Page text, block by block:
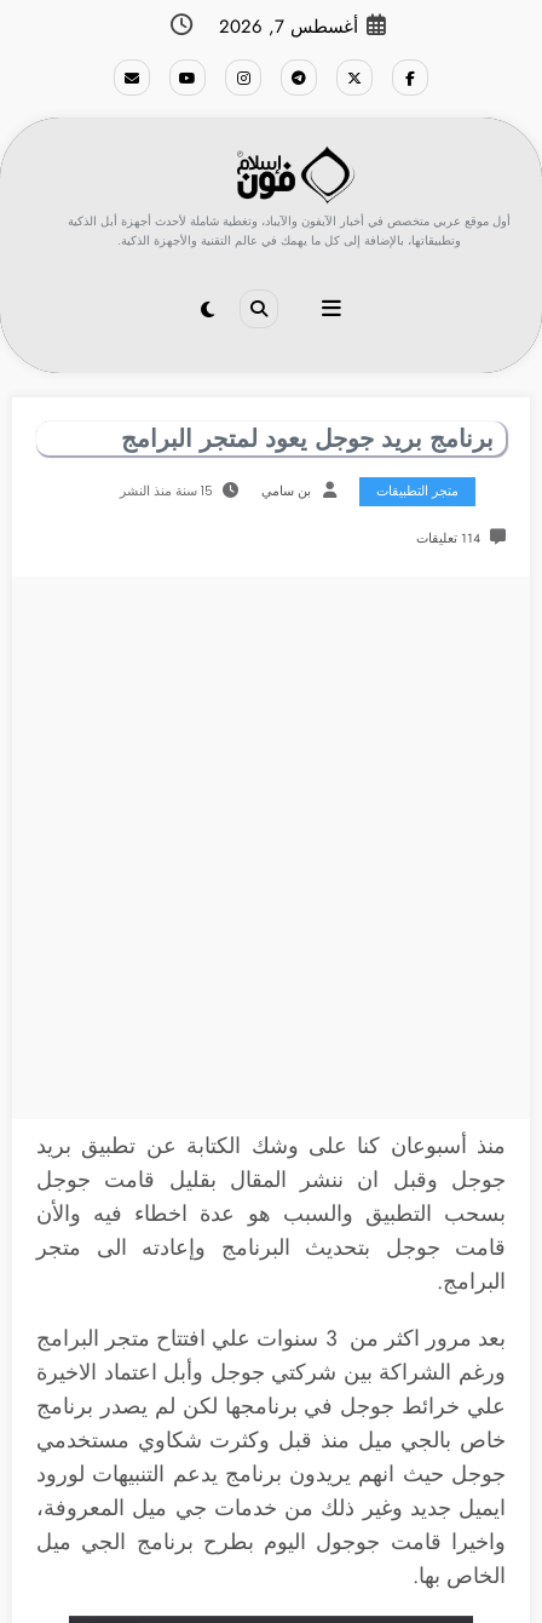
أغسطس 7, 2026
أول موقع عربي متخصص في أخبار الآيفون والآيباد، وتغطية شاملة لأحدث أجهزة أبل الذكية
وتطبيقاتها، بالإضافة إلى كل ما يهمك في عالم التقنية والأجهزة الذكية.
برنامج بريد جوجل يعود لمتجر البرامج
متجر التطبيقات بن سامي 15 سنة منذ النشر
114 تعليقات
منذ أسبوعان كنا على وشك الكتابة عن تطبيق بريد
جوجل وقبل ان ننشر المقال بقليل قامت جوجل
بسحب التطبيق والسبب هو عدة اخطاء فيه والأن
قامت جوجل بتحديث البرنامج وإعادته الى متجر
البرامج.
بعد مرور اكثر من 3 سنوات علي افتتاح متجر البرامج
ورغم الشراكة بين شركتي جوجل وأبل اعتماد الاخيرة
علي خرائط جوجل في برنامجها لكن لم يصدر برنامج
خاص بالجي ميل منذ قبل وكثرت شكاوي مستخدمي
جوجل حيث انهم يريدون برنامج يدعم التنبيهات لورود
ايميل جديد وغير ذلك من خدمات جي ميل المعروفة،
واخيرا قامت جوجول اليوم بطرح برنامج الجي ميل
الخاص بها.